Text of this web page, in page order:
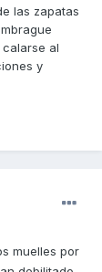
las zapatas
al
y
muelles por